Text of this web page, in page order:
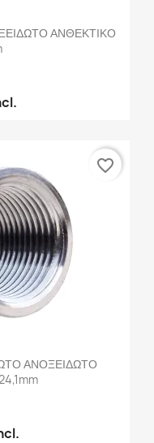
ΑΝΘΕΚΤΙΚΟ
ΑΝΟΞΕΙΔΩΤΟ
favorite_border